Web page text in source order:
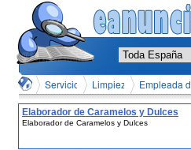
Servicios en Sevilla ciudad en
Limpieza yEmpleada
Elaborador de Caramelos y Dulces
Elaborador de Caramelos y Dulces